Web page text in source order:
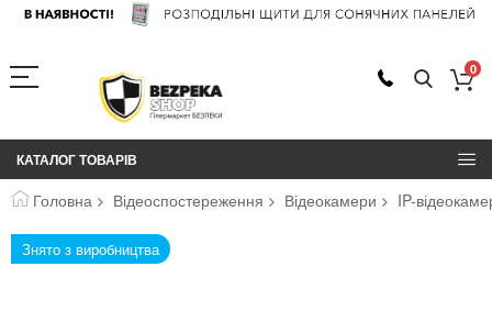
0
КАТАЛОГ ТОВАРІВ
Головна Відеоспостереження Відеокамери IP-
Перейти
до
Знято з виробництва